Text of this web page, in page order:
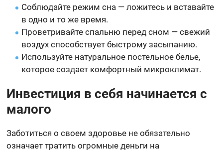
Соблюдайте режим сна — ложитесь и вставайте
в одно и то же время.
Проветривайте спальню перед сном — свежий
воздух способствует быстрому засыпанию.
Используйте натуральное постельное белье,
которое создает комфортный микроклимат.
Инвестиция в себя начинается с
малого
Заботиться о своем здоровье не обязательно
означает тратить огромные деньги на